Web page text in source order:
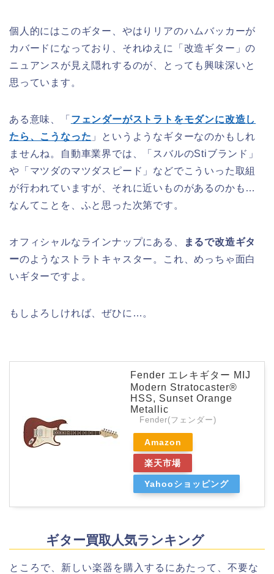
個人的にはこのギター、やはりリアのハムバッカーが
カバードになっており、それゆえに「改造ギター」の
ニュアンスが見え隠れするのが、とっても興味深いと
思っています。
ある意味、「 フェンダーがストラトをモダンに改造し
たら、こうなった 」というようなギターなのかもしれ
ませんね。自動車業界では、「スバルのStiブランド」
や「マツダのマツダスピード」などでこういった取組
が行われていますが、それに近いものがあるのかも…
なんてことを、ふと思った次第です。
オフィシャルなラインナップにある、
まるで改造ギタ
ーのようなストラトキャスター。これ、めっちゃ面白
いギターですよ。
もしよろしければ、ぜひに…。
Fender エレキギター MIJ
Modern Stratocaster®
HSS, Sunset Orange
Metallic
Fender(フェンダー)
Amazon
楽天市場
Yahooショッピング
ギター買取人気ランキング
ところで、新しい楽器を購入するにあたって、不要な